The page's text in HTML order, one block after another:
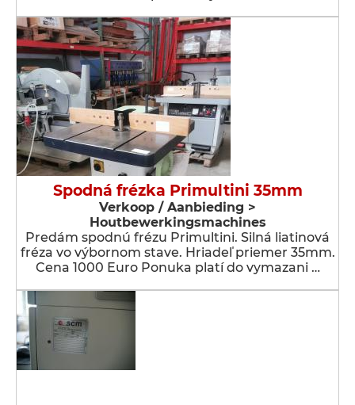
Spodná frézka Primultini 35mm
Verkoop / Aanbieding >
Houtbewerkingsmachines
Predám spodnú frézu Primultini. Silná liatinová
fréza vo výbornom stave. Hriadeľ priemer 35mm.
Cena 1000 Euro Ponuka platí do vymazani …